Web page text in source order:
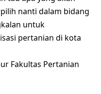
nanti dalam bidang
untuk
pertanian di kota
Fakultas Pertanian